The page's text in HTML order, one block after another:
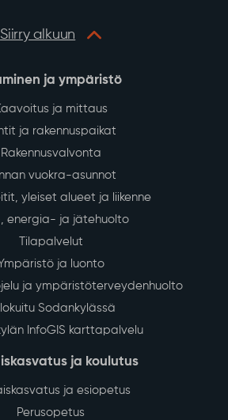
Siirry alkuun
ja ympäristö
ja mittaus
ja rakennuspaikat
Rakennusvalvonta
vuokra-asunnot
yleiset alueet ja liikenne
energia- ja jätehuolto
Tilapalvelut
ja luonto
ja ympäristöterveydenhuolto
Sodankylässä
InfoGIS karttapalvelu
ja koulutus
ja esiopetus
Perusopetus